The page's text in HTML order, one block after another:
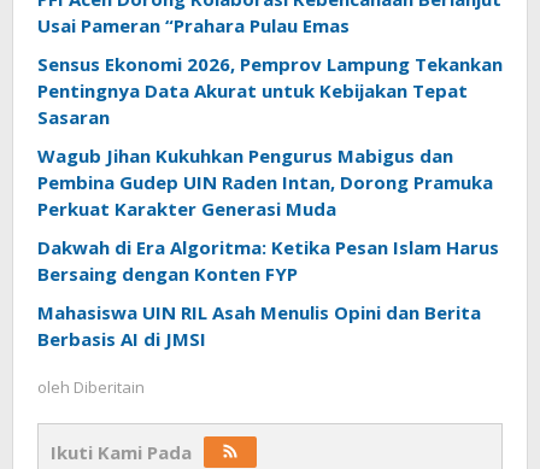
Usai Pameran “Prahara Pulau Emas
Sensus Ekonomi 2026, Pemprov Lampung Tekankan
Pentingnya Data Akurat untuk Kebijakan Tepat
Sasaran
Wagub Jihan Kukuhkan Pengurus Mabigus dan
Pembina Gudep UIN Raden Intan, Dorong Pramuka
Perkuat Karakter Generasi Muda
Dakwah di Era Algoritma: Ketika Pesan Islam Harus
Bersaing dengan Konten FYP
Mahasiswa UIN RIL Asah Menulis Opini dan Berita
Berbasis AI di JMSI
oleh Diberitain
Ikuti Kami Pada